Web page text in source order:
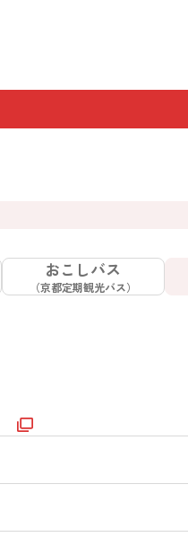
おこしバス
（京都定期観光バス）